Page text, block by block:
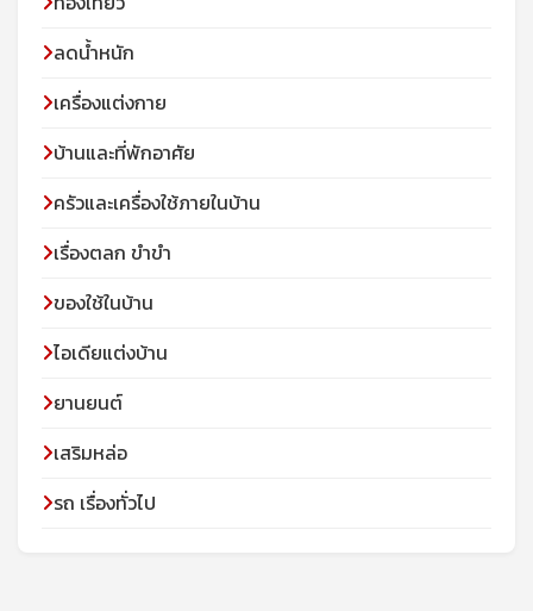
ลดน้ำหนัก
เครื่องแต่งกาย
บ้านและที่พักอาศัย
ครัวและเครื่องใช้ภายในบ้าน
เรื่องตลก ขำขำ
ของใช้ในบ้าน
ไอเดียแต่งบ้าน
ยานยนต์
เสริมหล่อ
รถ เรื่องทั่วไป